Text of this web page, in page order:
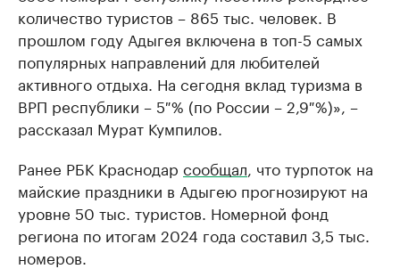
количество туристов – 865 тыс. человек. В
прошлом году Адыгея включена в топ-5 самых
популярных направлений для любителей
активного отдыха. На сегодня вклад туризма в
ВРП республики – 5 % (по России – 2,9 %)», –
рассказал Мурат Кумпилов.
Ранее РБК Краснодар сообщал , что турпоток на
майские праздники в Адыгею прогнозируют на
уровне 50 тыс. туристов. Номерной фонд
региона по итогам 2024 года составил 3,5 тыс.
номеров.